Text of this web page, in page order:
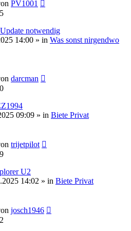
PV1001
notwendig
14:00 » in Was sonst nirgendwo
darcman
09:09 » in Biete Privat
trijetpilot
U2
14:02 » in Biete Privat
josch1946